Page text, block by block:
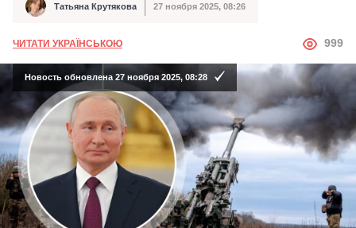
Автор Татьяна Крутякова
Дата публикации 27 ноября 2025, 08:26
ЧИТАТИ УКРАЇНСЬКОЮ АВТОР
999
Новость обновлена 27 ноября 2025, 08:28